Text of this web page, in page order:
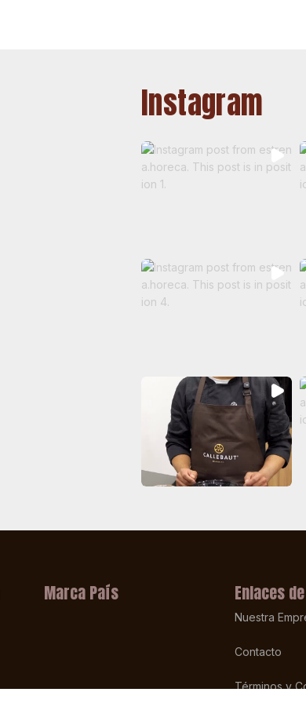
Instagram
Marca País Enlaces
Nuestra
Contacto
Términos y